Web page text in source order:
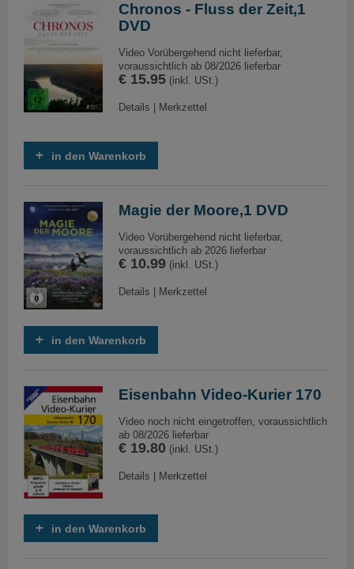
Chronos - Fluss der Zeit,1
DVD
Video Vorübergehend nicht lieferbar,
voraussichtlich ab 08/2026 lieferbar
€ 15.95 (inkl. USt.)
Details Merkzettel
in den Warenkorb
Magie der Moore,1 DVD
Video Vorübergehend nicht lieferbar,
voraussichtlich ab 2026 lieferbar
€ 10.99 (inkl. USt.)
Details Merkzettel
in den Warenkorb
Eisenbahn Video-Kurier 170
Video noch nicht eingetroffen, voraussichtlich
ab 08/2026 lieferbar
€ 19.80 (inkl. USt.)
Details Merkzettel
in den Warenkorb